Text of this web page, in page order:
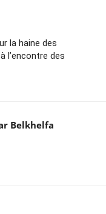
la haine des
l’encontre des
Belkhelfa